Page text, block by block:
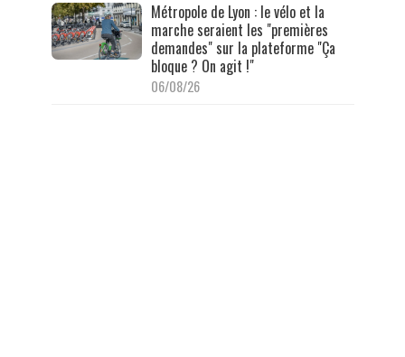
Métropole de Lyon : le vélo et la
marche seraient les "premières
demandes" sur la plateforme "Ça
bloque ? On agit !"
06/08/26